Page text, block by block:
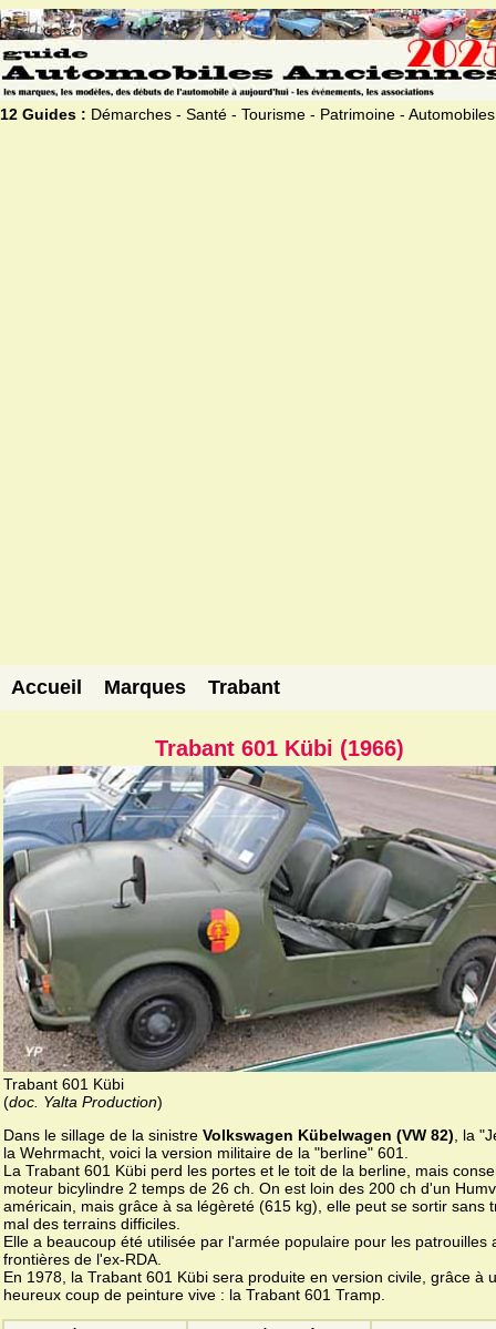
12 Guides : Démarches - Santé - Tourisme - Patrimoine - Automobiles
Accueil Marques Trabant
Trabant 601 Kübi (1966)
Trabant 601 Kübi
(doc. Yalta Production)
Dans le sillage de la sinistre Volkswagen Kübelwagen (VW 82), la
la Wehrmacht, voici la version militaire de la "berline" 601.
La Trabant 601 Kübi perd les portes et le toit de la berline, mais
moteur bicylindre 2 temps de 26 ch. On est loin des 200 ch d'un
américain, mais grâce à sa légèreté (615 kg), elle peut se sortir sans
mal des terrains difficiles.
Elle a beaucoup été utilisée par l'armée populaire pour les patrouilles
frontières de l'ex-RDA.
En 1978, la Trabant 601 Kübi sera produite en version civile, grâce à
heureux coup de peinture vive : la Trabant 601 Tramp.